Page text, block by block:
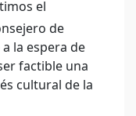
el
de
la espera de
factible una
cultural de la